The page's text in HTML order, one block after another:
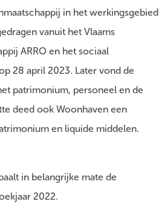
in het werkingsgebied
vanuit het Vlaams
ARRO en het sociaal
28 april 2023. Later vond de
patrimonium, personeel en de
deed ook Woonhaven een
en liquide middelen.
in belangrijke mate de
2022.